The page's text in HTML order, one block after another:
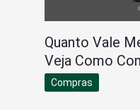
Quanto Vale
Veja Como
Compras